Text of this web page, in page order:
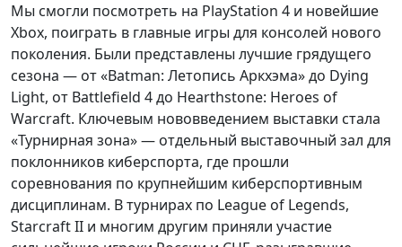
Мы смогли посмотреть на PlayStation 4 и новейшие
Xbox, поиграть в главные игры для консолей нового
поколения. Были представлены лучшие грядущего
сезона — от «Batman: Летопись Аркхэма» до Dying
Light, от Battlefield 4 до Hearthstone: Heroes of
Warcraft. Ключевым нововведением выставки стала
«Турнирная зона» — отдельный выставочный зал для
поклонников киберспорта, где прошли
соревнования по крупнейшим киберспортивным
дисциплинам. В турнирах по League of Legends,
Starcraft II и многим другим приняли участие